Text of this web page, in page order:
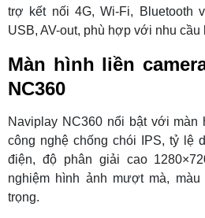
trợ kết nối 4G, Wi-Fi, Bluetooth
USB, AV-out, phù hợp với nhu cầu
Màn hình liền
NC360
Naviplay NC360 nổi bật với màn
công nghệ chống chói IPS, tỷ lệ
điện, độ phân giải cao
nghiệm hình ảnh mượt mà,
trọng.